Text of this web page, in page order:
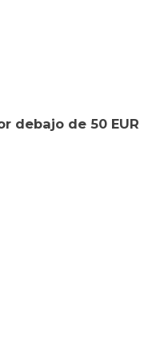
debajo de 50 EUR